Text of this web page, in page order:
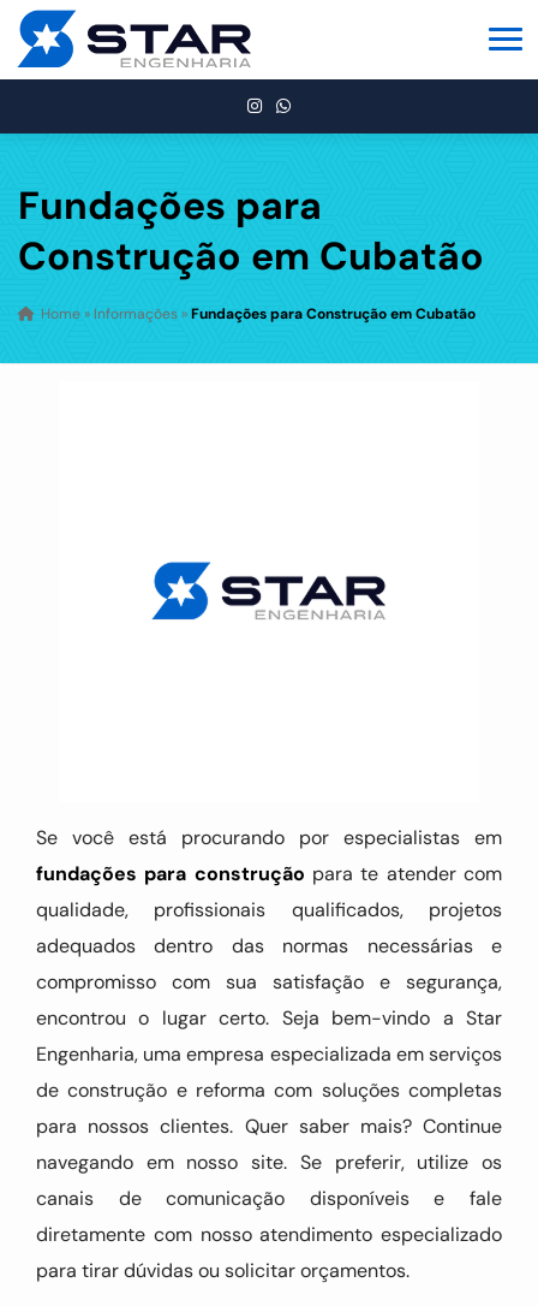
Fundações para
Construção em Cubatão
Home » Informações »Fundações para Construção em Cubatão
Se você está procurando por especialistas em
fundações para construção para te atender com
qualidade, profissionais qualificados, projetos
adequados dentro das normas necessárias e
compromisso com sua satisfação e segurança,
encontrou o lugar certo. Seja bem-vindo a Star
Engenharia, uma empresa especializada em serviços
de construção e reforma com soluções completas
para nossos clientes. Quer saber mais? Continue
navegando em nosso site. Se preferir, utilize os
canais de comunicação disponíveis e fale
diretamente com nosso atendimento especializado
para tirar dúvidas ou solicitar orçamentos.